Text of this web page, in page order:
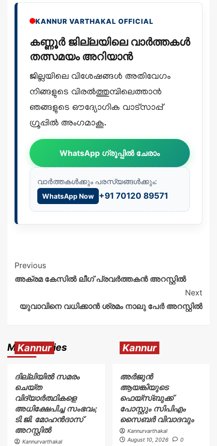
KANNUR VARTHAKAL OFFICIAL
കണ്ണൂർ ജില്ലയിലെ വാർത്തകൾ
തത്സമയം അറിയാൻ
ജില്ലയിലെ വിശേഷങ്ങൾ അതിവേഗം
നിങ്ങളുടെ വിരൽത്തുമ്പിലെത്താൻ
ഞങ്ങളുടെ ഔദ്യോഗിക വാട്സാപ്പ്
ഗ്രൂപ്പിൽ അംഗമാകൂ.
WhatsApp ഗ്രൂപ്പിൽ ചേരാം
വാർത്തകൾക്കും പരസ്യങ്ങൾക്കും:
WhatsApp Now +91 70120 89571
Previous
അക്രമ കേസിൽ ലീഗ് പ്രവർത്തകൻ അറസ്റ്റിൽ
Next
യുവാവിനെ വധിക്കാൻ ശ്രമം നാലു പേർ അറസ്റ്റിൽ
More Stories
Kannur
ദില്ലിയിൽ സമരം
ചെയ്ത
വിദ്യാർത്ഥികളെ
അധിക്ഷേപിച്ച സംഭവം;
ടി.ജി. മോഹൻദാസ്
അറസ്റ്റിൽ
Kannurvarthakal
Kannur
അര്‍ജുന്‍
ആയങ്കിയുടെ
ഫെയ്‌സ്ബുക്ക്
പോസ്റ്റും സിപിഎം
സൈബര്‍ വിവാദവും
Kannurvarthakal
August 10, 2026
0